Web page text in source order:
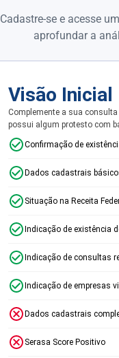
Cadastre-se e acesse
aprofundar a
Visão Inicial
Complemente a sua
possui algum protesto com
Confirmação de
Dados cadastrais
Situação na Receita
Indicação de existência
Indicação de consultas
Indicação de empresas
Dados cadastrais
Serasa Score Positivo